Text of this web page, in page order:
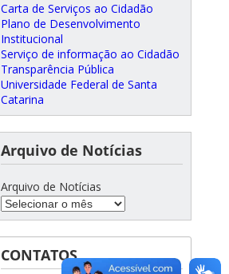
Carta de Serviços ao Cidadão
Plano de Desenvolvimento
Institucional
Serviço de informação ao Cidadão
Transparência Pública
Universidade Federal de Santa
Catarina
Arquivo de Notícias
Arquivo de Notícias
CONTATOS